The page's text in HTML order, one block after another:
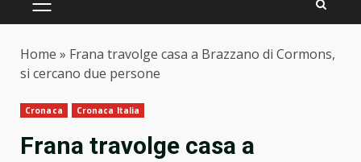
PRIMARY
Home » Frana travolge casa a Brazzano di Cormons,
si cercano due persone
Cronaca Cronaca Italia
Frana travolge casa a